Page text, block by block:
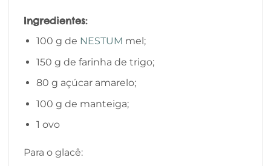
Ingredientes:
100 g de NESTUM mel;
150 g de farinha de trigo;
80 g açúcar amarelo;
100 g de manteiga;
1 ovo
Para o glacê: